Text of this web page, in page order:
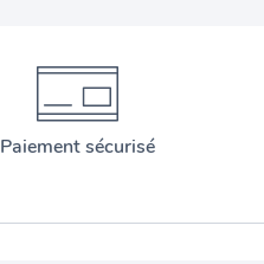
Paiement sécurisé